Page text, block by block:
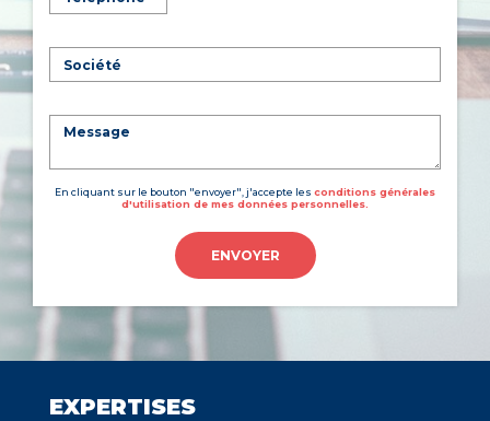
En cliquant sur le bouton "envoyer", j'accepte les conditions générales
d'utilisation de mes données personnelles.
ENVOYER
EXPERTISES